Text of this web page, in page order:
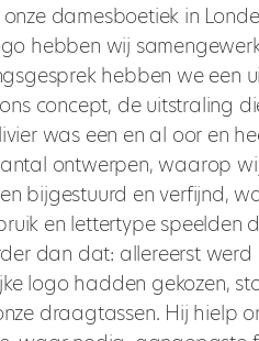
damesboetiek in
hebben wij
hebben we een
concept, de uitstraling
was een en al oor en
ontwerpen, waarop
bijgestuurd en verfijnd,
en lettertype speelden
dan dat: allereerst
logo hadden gekozen,
draagtassen. Hij hielp